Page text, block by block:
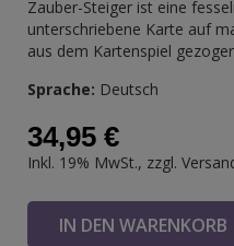
Zauber-Steiger ist eine
unterschriebene Karte auf
aus dem Kartenspiel
Sprache: Deutsch
34,95 €
Inkl. 19% MwSt., zzgl.
IN DEN